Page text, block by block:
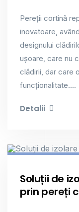
Pereții cortină
inovatoare,
designului
ușoare, care nu
clădirii, dar care
funcționalitate....
Detalii
Soluții de
prin pereți